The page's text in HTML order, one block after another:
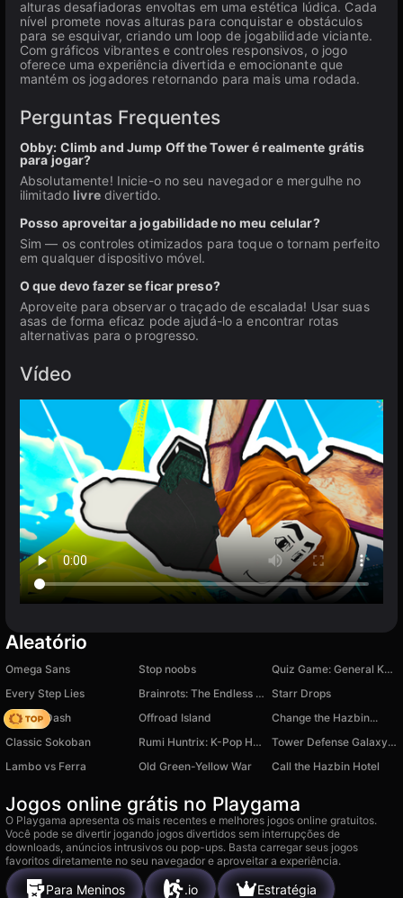
alturas desafiadoras envoltas em uma estética lúdica. Cada
nível promete novas alturas para conquistar e obstáculos
para se esquivar, criando um loop de jogabilidade viciante.
Com gráficos vibrantes e controles responsivos, o jogo
oferece uma experiência divertida e emocionante que
mantém os jogadores retornando para mais uma rodada.
Perguntas Frequentes
Obby: Climb and Jump Off the Tower é realmente grátis
para jogar?
Absolutamente! Inicie-o no seu navegador e mergulhe no
ilimitado livredivertido.
Posso aproveitar a jogabilidade no meu celular?
Sim — os controles otimizados para toque o tornam perfeito
em qualquer dispositivo móvel.
O que devo fazer se ficar preso?
Aproveite para observar o traçado de escalada! Usar suas
asas de forma eficaz pode ajudá-lo a encontrar rotas
alternativas para o progresso.
Vídeo
Aleatório
Omega Sans Stop noobs
Quiz Game: General Knowledge
Every Step Lies
Brainrots: The Endless Stair
Starr Drops
Soccer Dash
Offroad Island
Change the Hazbin...
Classic Sokoban
Rumi Huntrix: K-Pop Huntresses versus demons
Tower Defense Galaxy Legend
Lambo vs Ferra
Old Green-Yellow War Call the Hazbin Hotel
Jogos online grátis no Playgama
O Playgama apresenta os mais recentes e melhores jogos online gratuitos.
Você pode se divertir jogando jogos divertidos sem interrupções de
downloads, anúncios intrusivos ou pop-ups. Basta carregar seus jogos
favoritos diretamente no seu navegador e aproveitar a experiência.
Para Meninos .io Estratégia